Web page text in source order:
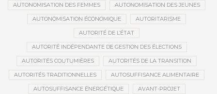
AUTONOMISATION DES FEMMES AUTONOMISATION DES JEUNES
AUTONOMISATION ÉCONOMIQUE AUTORITARISME
AUTORITÉ DE L’ÉTAT
AUTORITÉ INDÉPENDANTE DE GESTION DES ÉLECTIONS
AUTORITÉS COUTUMIÈRES AUTORITÉS DE LA TRANSITION
AUTORITÉS TRADITIONNELLES AUTOSUFFISANCE ALIMENTAIRE
AUTOSUFFISANCE ÉNERGÉTIQUE AVANT-PROJET